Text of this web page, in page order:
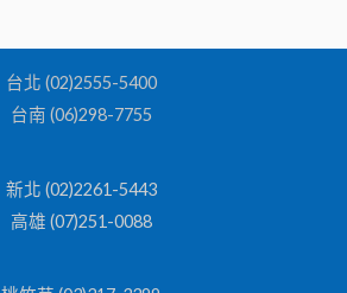
台北 (02)2555-5400
台南 (06)298-7755
新北 (02)2261-5443
高雄 (07)251-0088